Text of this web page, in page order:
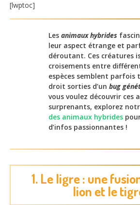
[lwptoc]
Les animaux hybrides
leur aspect étrange et
déroutant. Ces créatures
croisements entre
espèces semblent parfois
droit sorties d’un bug
vous voulez découvrir ces
surprenants, explorez
des animaux hybrides
d’infos passionnantes !
1. Le ligre : une
lion et le